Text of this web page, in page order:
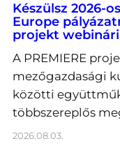
Készülsz 2026-
Europe
projekt
A PREMIERE
mezőgazdasági
közötti
többszereplős
2026.08.03.